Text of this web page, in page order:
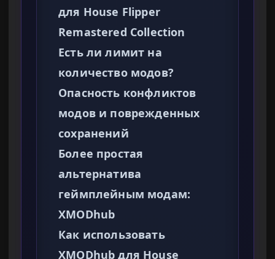
для House Flipper
Remastered Collection
Есть ли лимит на
количество модов?
Опасность конфликтов
модов и поврежденных
сохранений
Более простая
альтернатива
геймплейным модам:
XMODhub
Как использовать
XMODhub для House